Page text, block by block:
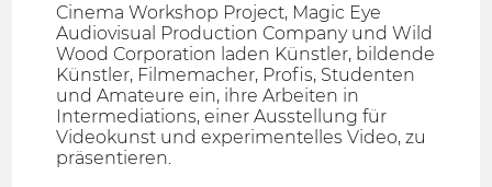
Cinema Workshop Project, Magic Eye
Audiovisual Production Company und Wild
Wood Corporation laden Künstler, bildende
Künstler, Filmemacher, Profis, Studenten
und Amateure ein, ihre Arbeiten in
Intermediations, einer Ausstellung für
Videokunst und experimentelles Video, zu
präsentieren.